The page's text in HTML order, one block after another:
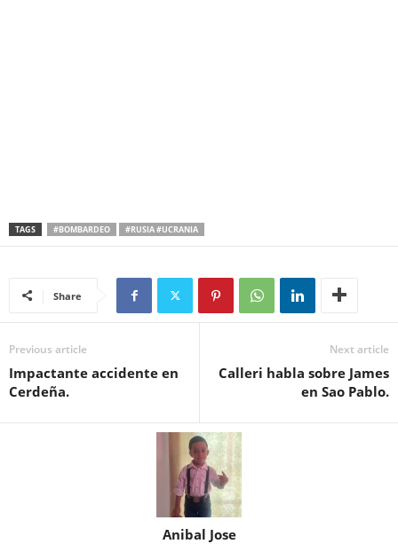
TAGS #BOMBARDEO #RUSIA #UCRANIA
Share
Previous article
Impactante accidente en
Cerdeña.
Next article
Calleri habla sobre James
en Sao Pablo.
Anibal Jose